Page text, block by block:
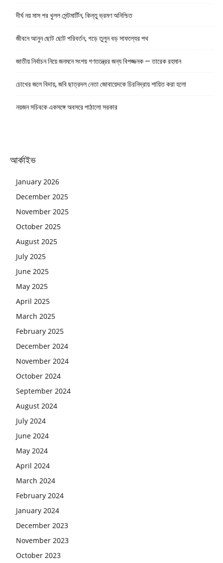
দীর্ঘ নয় মাস পর খুলল সেন্টমার্টিন, কিন্তু ভ্রমণ অনিশ্চিত
জীবনে আনুন ছোট ছোট পরিবর্তন, গড়ে তুলুন বড় সাফল্যের পথ
জাতীয় নির্বাচন নিয়ে জনমনে সংশয় গণতন্ত্রের জন্য বিপজ্জনক — তারেক রহমান
চোখের জলে বিদায়, জবি ছাত্রদল নেতা জোবায়েদকে চিরনিদ্রায় শায়িত করা হলো
নয়জন সচিবকে একসঙ্গে অবসরে পাঠালো সরকার
আর্কাইভ
January 2026
December 2025
November 2025
October 2025
August 2025
July 2025
June 2025
May 2025
April 2025
March 2025
February 2025
December 2024
November 2024
October 2024
September 2024
August 2024
July 2024
June 2024
May 2024
April 2024
March 2024
February 2024
January 2024
December 2023
November 2023
October 2023